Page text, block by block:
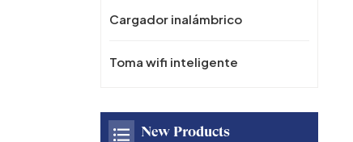
Cargador inalámbrico
Toma wifi inteligente
New Products